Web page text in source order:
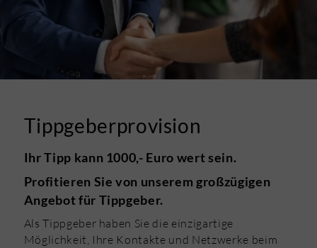
Tippgeberprovision
Ihr Tipp kann 1000,- Euro wert sein.
Profitieren Sie von unserem großzügigen
Angebot für Tippgeber.
Als Tippgeber haben Sie die einzigartige
Möglichkeit, Ihre Kontakte und Netzwerke beim